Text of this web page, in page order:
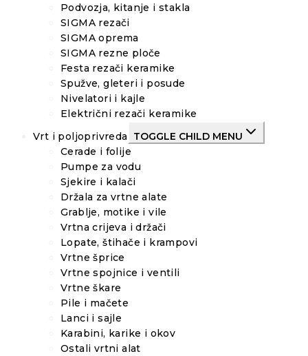
Podvozja, kitanje i stakla
SIGMA rezači
SIGMA oprema
SIGMA rezne ploče
Festa rezači keramike
Spužve, gleteri i posude
Nivelatori i kajle
Električni rezači keramike
Vrt i poljoprivreda
TOGGLE CHILD MENU
Cerade i folije
Pumpe za vodu
Sjekire i kalači
Držala za vrtne alate
Grablje, motike i vile
Vrtna crijeva i držači
Lopate, štihače i krampovi
Vrtne šprice
Vrtne spojnice i ventili
Vrtne škare
Pile i mačete
Lanci i sajle
Karabini, karike i okov
Ostali vrtni alat